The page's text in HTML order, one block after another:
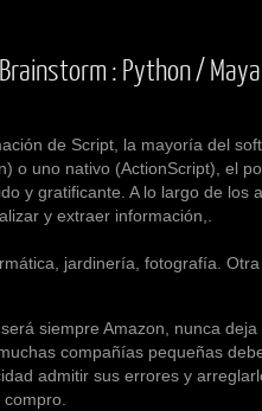
( Brainstorm : Python /
Script, la mayoría del
o uno nativo (ActionScript), el
y gratificante. A lo largo de
y extraer información,.
jardinería, fotografía. Otra
Amazon, nunca deja
compañías pequeñas
admitir sus errores y